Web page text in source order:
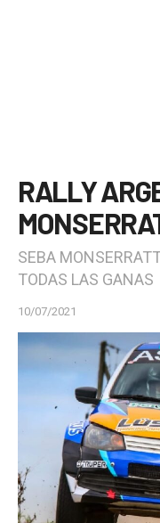
RALLY
SEBA
TODAS LAS GANAS
10/07/2021